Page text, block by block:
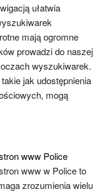
ułatwia
mają ogromne
prowadzi do naszej
wyszukiwarek.
jak udostępnienia
mogą
www Police
www w Police to
zrozumienia wielu